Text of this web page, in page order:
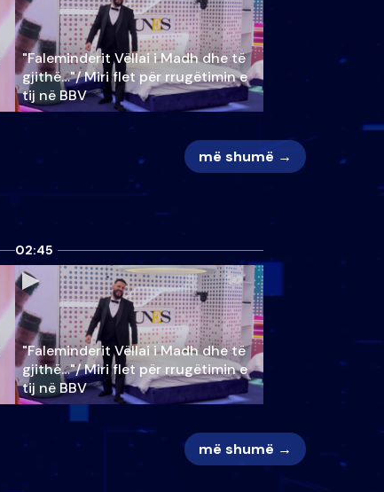
"Faleminderit Vëllai i Madh dhe të
gjithë…"/ Miri flet për rrugëtimin e
tij në BBV
më shumë →
02:45
"Faleminderit Vëllai i Madh dhe të
gjithë…"/ Miri flet për rrugëtimin e
tij në BBV
më shumë →